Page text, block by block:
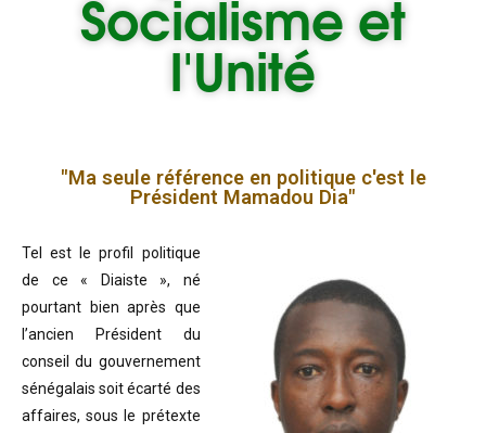
Socialisme et
l'Unité
"Ma seule référence en politique c'est le
Président Mamadou Dia"
Tel est le profil politique
de ce « Diaiste », né
pourtant bien après que
l’ancien Président du
conseil du gouvernement
sénégalais soit écarté des
affaires, sous le prétexte